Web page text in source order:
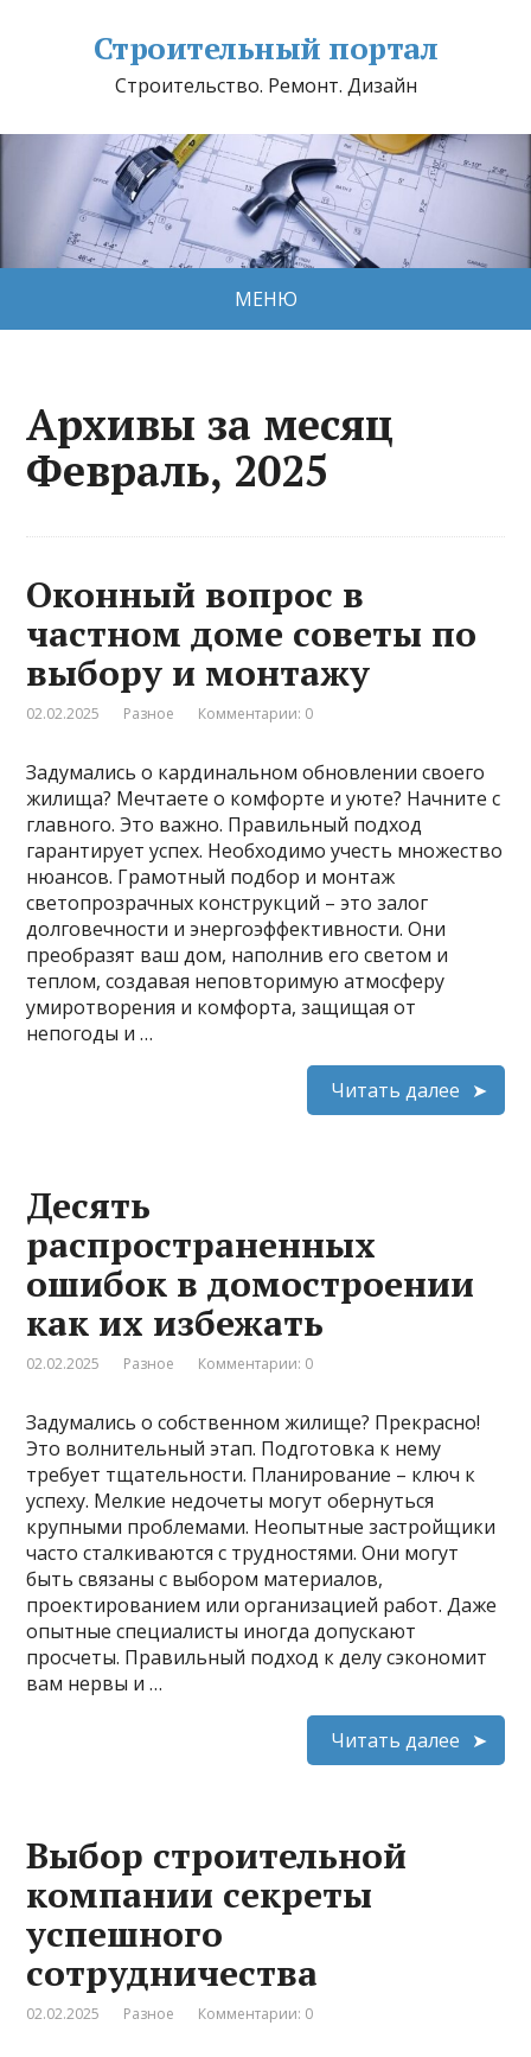
Строительный портал
Строительство. Ремонт. Дизайн
МЕНЮ
Архивы за месяц
Февраль, 2025
Оконный вопрос в
частном доме советы по
выбору и монтажу
02.02.2025 Разное Комментарии: 0
Задумались о кардинальном обновлении своего
жилища? Мечтаете о комфорте и уюте? Начните с
главного. Это важно. Правильный подход
гарантирует успех. Необходимо учесть множество
нюансов. Грамотный подбор и монтаж
светопрозрачных конструкций – это залог
долговечности и энергоэффективности. Они
преобразят ваш дом, наполнив его светом и
теплом, создавая неповторимую атмосферу
умиротворения и комфорта, защищая от
непогоды и …
Читать далее
Десять
распространенных
ошибок в домостроении
как их избежать
02.02.2025 Разное Комментарии: 0
Задумались о собственном жилище? Прекрасно!
Это волнительный этап. Подготовка к нему
требует тщательности. Планирование – ключ к
успеху. Мелкие недочеты могут обернуться
крупными проблемами. Неопытные застройщики
часто сталкиваются с трудностями. Они могут
быть связаны с выбором материалов,
проектированием или организацией работ. Даже
опытные специалисты иногда допускают
просчеты. Правильный подход к делу сэкономит
вам нервы и …
Читать далее
Выбор строительной
компании секреты
успешного
сотрудничества
02.02.2025 Разное Комментарии: 0